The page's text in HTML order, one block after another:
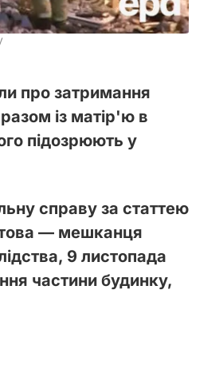
про затримання
із матір'ю в
підозрюють у
справу за статтею
— мешканця
9 листопада
частини будинку,